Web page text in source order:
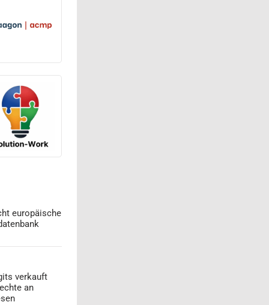
europäische
verkauft
an